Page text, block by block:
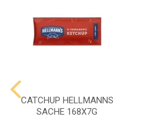
CATCHUP HELLMANNS
SACHE 168X7G